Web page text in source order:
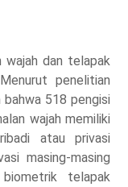
wajah dan telapak
penelitian
518 pengisi
wajah memiliki
atau privasi
masing-masing
telapak